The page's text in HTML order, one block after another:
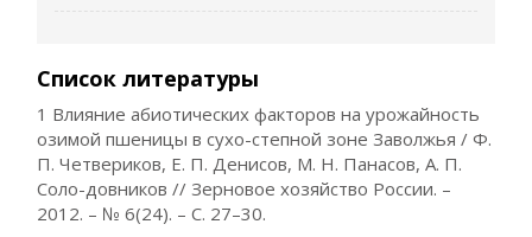
Список литературы
1 Влияние абиотических факторов на урожайность
озимой пшеницы в сухо-степной зоне Заволжья / Ф.
П. Четвериков, Е. П. Денисов, М. Н. Панасов, А. П.
Соло-довников // Зерновое хозяйство России. –
2012. – № 6(24). – С. 27–30.